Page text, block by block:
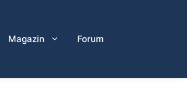
Magazin Forum